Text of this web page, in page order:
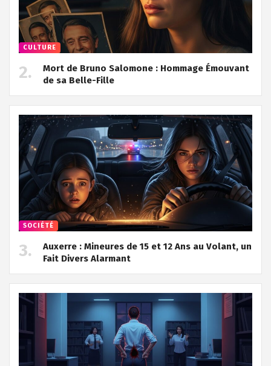
CULTURE
Mort de Bruno Salomone : Hommage Émouvant
de sa Belle-Fille
SOCIÉTÉ
Auxerre : Mineures de 15 et 12 Ans au Volant, un
Fait Divers Alarmant